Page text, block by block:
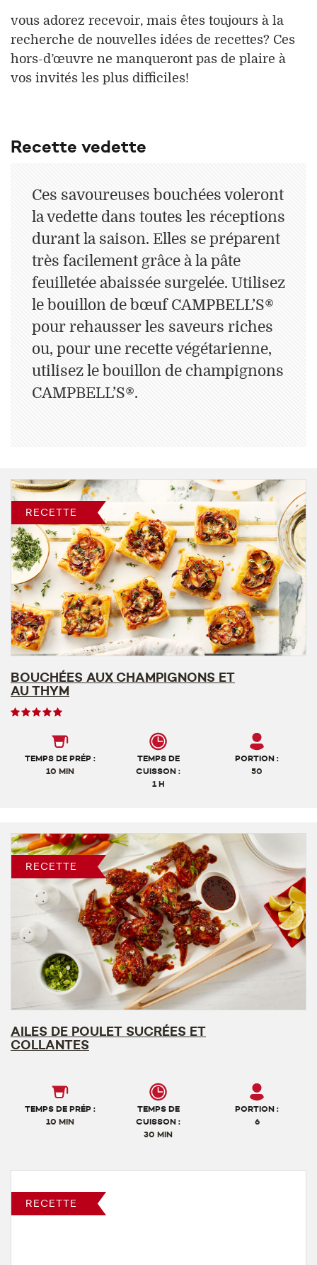
vous adorez recevoir, mais êtes toujours à la
recherche de nouvelles idées de recettes? Ces
hors-d’œuvre ne manqueront pas de plaire à
vos invités les plus difficiles!
Recette vedette
Ces savoureuses bouchées voleront
la vedette dans toutes les réceptions
durant la saison. Elles se préparent
très facilement grâce à la pâte
feuilletée abaissée surgelée. Utilisez
le bouillon de bœuf CAMPBELL’S®
pour rehausser les saveurs riches
ou, pour une recette végétarienne,
utilisez le bouillon de champignons
CAMPBELL’S®.
RECETTE
BOUCHÉES AUX CHAMPIGNONS ET
AU THYM
Note
utilisateurs,
TEMPS DE PRÉP :
10 MIN
TEMPS DE
CUISSON :
1 H
PORTION :
50
RECETTE
AILES DE POULET SUCRÉES ET
COLLANTES
TEMPS DE PRÉP :
10 MIN
TEMPS DE
CUISSON :
30 MIN
PORTION :
6
RECETTE